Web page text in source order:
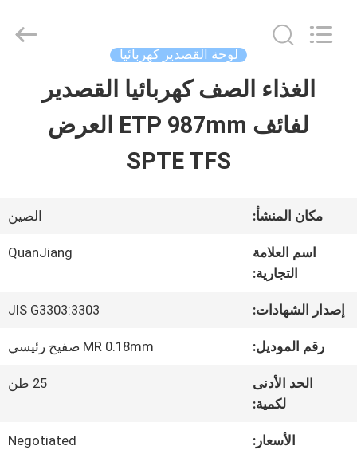
أشرطة
فيديو
معلومات
METAL
لوحة القصدير كهربائيا
الغذاء الصف كهربائيا القصدير
لفائف ETP 987mm العرض
SPTE TFS
مكان المنشأ: الصين
اسم العلامة
التجارية:
QuanJiang
إصدار الشهادات: JIS G3303:3303
رقم الموديل: MR 0.18mm صفيح رئيسي
الحد الأدنى
لكمية:
25 طن
الأسعار: Negotiated